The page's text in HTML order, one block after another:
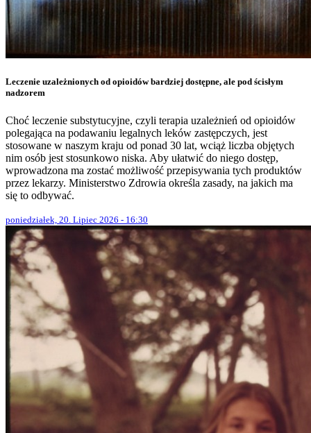
Leczenie uzależnionych od opioidów bardziej dostępne, ale pod ścisłym
nadzorem
Choć leczenie substytucyjne, czyli terapia uzależnień od opioidów
polegająca na podawaniu legalnych leków zastępczych, jest
stosowane w naszym kraju od ponad 30 lat, wciąż liczba objętych
nim osób jest stosunkowo niska. Aby ułatwić do niego dostęp,
wprowadzona ma zostać możliwość przepisywania tych produktów
przez lekarzy. Ministerstwo Zdrowia określa zasady, na jakich ma
się to odbywać.
poniedziałek, 20. Lipiec 2026 - 16:30